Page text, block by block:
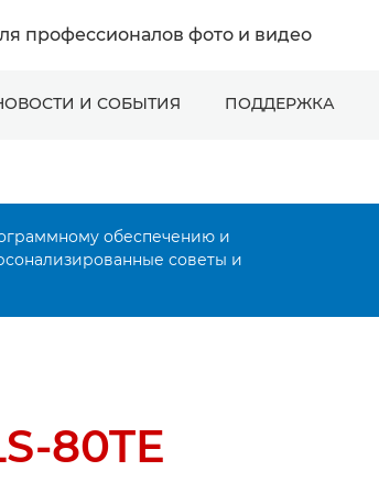
профессионалов фото и видео
И СОБЫТИЯ ПОДДЕРЖКА
обеспечению и
советы и
80TE